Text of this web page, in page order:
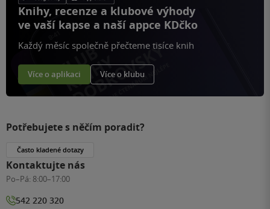
Knihy, recenze a klubové výhody
ve vaší kapse a naší appce KDčko
Každý měsíc společně přečteme tisíce knih
Více o aplikaci Více o klubu
Potřebujete s něčím poradit?
Často kladené dotazy
Kontaktujte nás
Po–Pá: 8:00–17:00
542 220 320